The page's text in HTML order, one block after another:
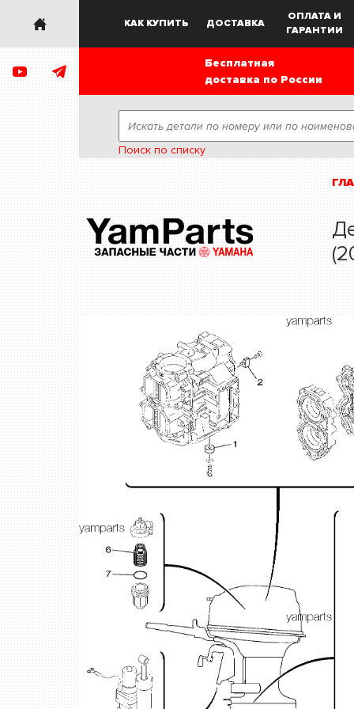
КАК КУПИТЬ ДОСТАВКА
ОПЛАТА И
ГАРАНТИИ
Бесплатная
доставка по России
Поиск по списку